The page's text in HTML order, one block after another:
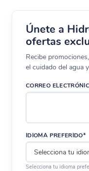
Únete a
ofertas
Recibe
el cuidado del agua
CORREO
IDIOMA PREFERIDO*
Selecciona tu idioma